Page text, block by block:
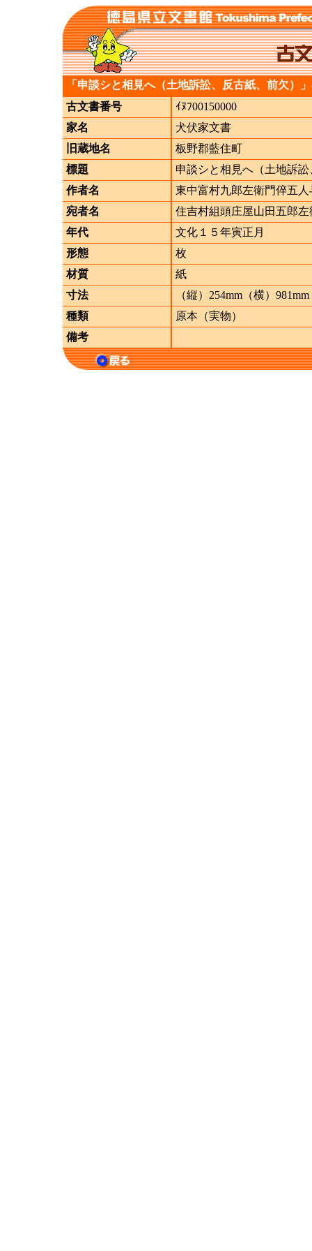
「申談シと相見へ（土地訴訟、反古紙、前欠）
古文書番号
ｲﾇﾌ00150000
家名
犬伏家文書
旧蔵地名
板野郡藍住町
標題
申談シと相見へ（土地訴
作者名
東中富村九郎左衛門倅五人
宛者名
住吉村組頭庄屋山田五郎左
年代
文化１５年寅正月
形態
枚
材質
紙
寸法
（縦）254mm（横）981mm
種類
原本（実物）
備考